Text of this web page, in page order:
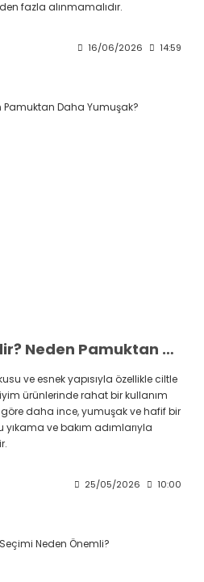
fazla alınmamalıdır.
16/06/2026 14:59
Modal Kumaş Nedir? Neden Pamuktan Daha Yumuşak?
ve esnek yapısıyla özellikle ciltle
ürünlerinde rahat bir kullanım
daha ince, yumuşak ve hafif bir
ve bakım adımlarıyla
25/05/2026 10:00